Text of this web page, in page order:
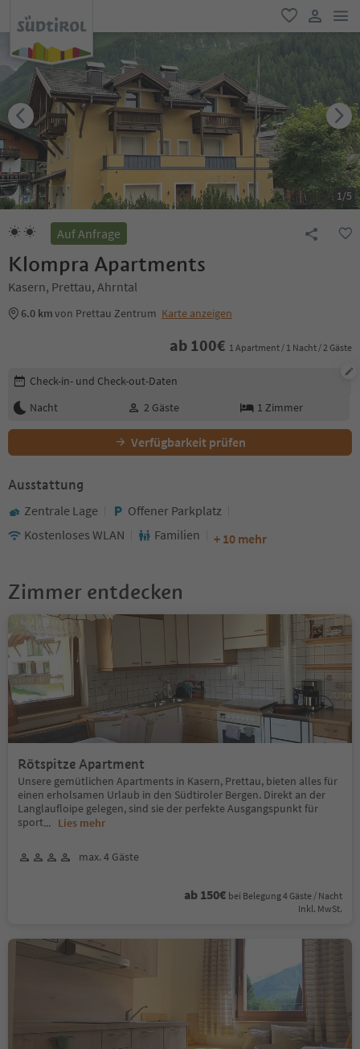
favorit
user link
1/5
Auf Anfrage
Klompra Apartments
Kasern, Prettau, Ahrntal
6.0 kmvon Prettau Zentrum Karte anzeigen
ab 100€ 1 Apartment / 1 Nacht / 2 Gäste
Buchungsdetails bearbeiten
Check-in- und Check-out-Daten
Nacht
2 Gäste 1 Zimmer
Verfügbarkeit prüfen
Ausstattung
Zentrale Lage
Offener Parkplatz
Kostenloses WLAN
Familien + 10 mehr
Zimmer entdecken
Rötspitze Apartment
Unsere gemütlichen Apartments in Kasern, Prettau, bieten alles für
einen erholsamen Urlaub in den Südtiroler Bergen. Direkt an der
Langlaufloipe gelegen, sind sie der perfekte Ausgangspunkt für
sport... Lies mehr
max. 4 Gäste
ab 150€ bei Belegung 4 Gäste / Nacht
Inkl. MwSt.